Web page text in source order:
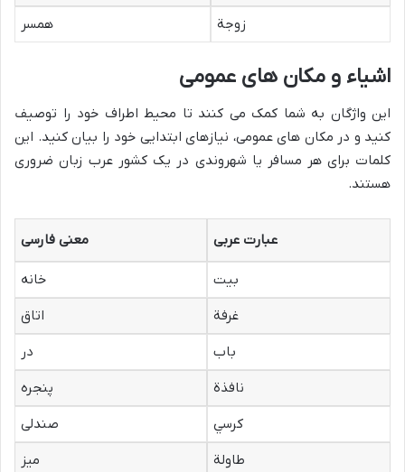
زوجة
همسر
اشیاء و مکان های عمومی
این واژگان به شما کمک می کنند تا محیط اطراف خود را توصیف
کنید و در مکان های عمومی، نیازهای ابتدایی خود را بیان کنید. این
کلمات برای هر مسافر یا شهروندی در یک کشور عرب زبان ضروری
هستند.
عبارت عربی معنی فارسی
بیت
خانه
غرفة
اتاق
باب
در
نافذة
پنجره
کرسي
صندلی
طاولة
میز